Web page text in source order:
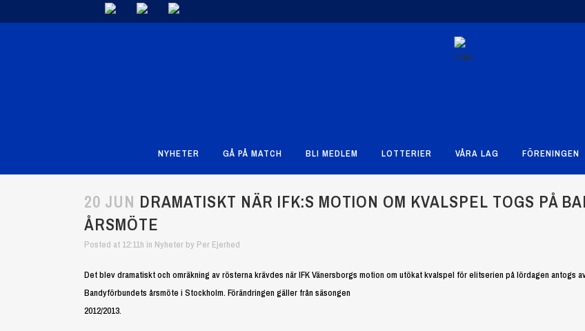
NYHETER GÅ PÅ MATCH BLI MEDLEM LOTTERIER VÅRA LAG FÖRENINGEN
20 JUN DRAMATISKT NÄR IFK:S MOTION OM KVALSPEL TOGS PÅ
ÅRSMÖTE
Posted at 12:11h in Nyheter by Per Ejerhed
Det blev dramatiskt och omräkning av rösterna krävdes när IFK Vänersborgs motion om utökat kvalspel för elitserien på lördagen antogs
Bandyförbundets årsmöte i Stockholm. Förändringen gäller från säsongen
2012/2013.